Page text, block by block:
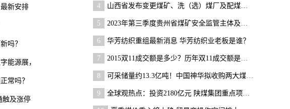
新安排
吗？
能源展，
常吗？
触及涨停
4 山西省发布变更煤矿、洗（选）煤厂及配煤型煤加工企
5 2023年第三季度贵州省煤矿安全监管主体及对象名单
6 华芳纺织重组最新消息 华芳纺织业老板是谁？
7 2015双11成交额是多少？历年双11成交额是多少？
8 可采储量约13.3亿吨！中国神华拟收购两大煤炭企业|
9 全球观热点：投资2180亿元 陕煤集团重点项目推进